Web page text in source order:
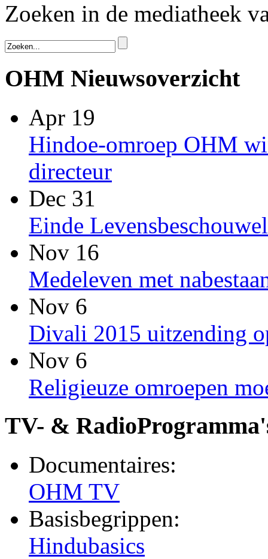
Zoeken in de mediatheek
OHM Nieuwsoverzicht
Apr 19
Hindoe-omroep OHM
directeur
Dec 31
Einde
Nov 16
Medeleven met
Nov 6
Divali 2015 uitzending
Nov 6
Religieuze omroepen
TV- &
Documentaires:
OHM TV
Basisbegrippen:
Hindubasics